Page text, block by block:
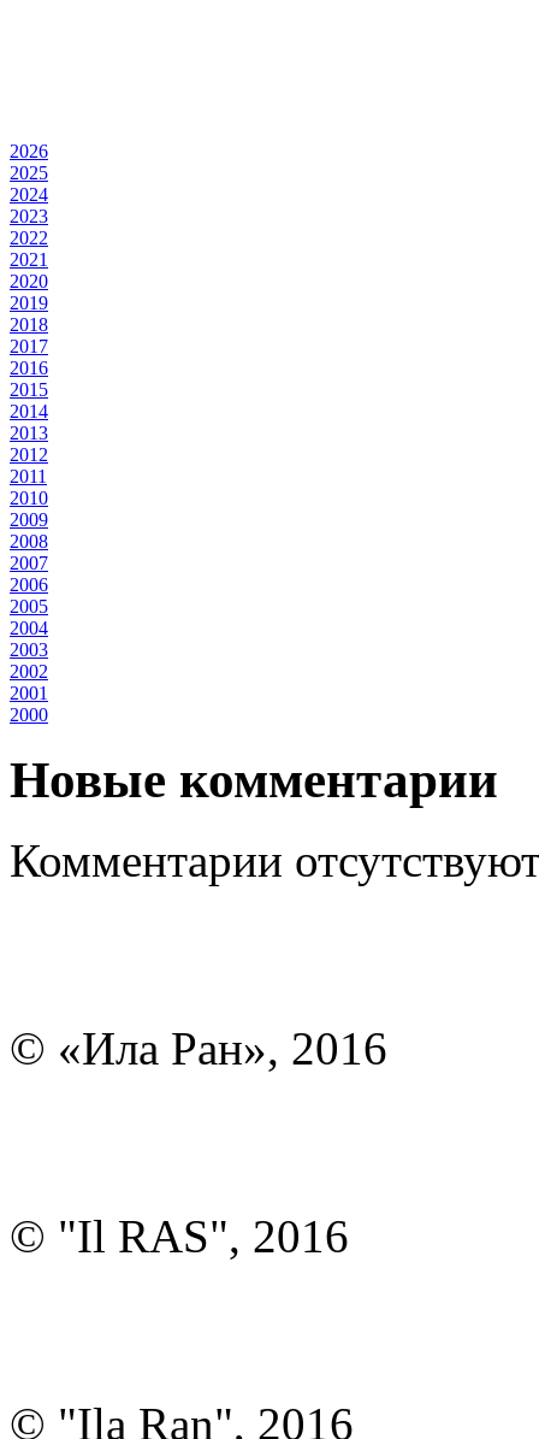
2026
2025
2024
2023
2022
2021
2020
2019
2018
2017
2016
2015
2014
2013
2012
2011
2010
2009
2008
2007
2006
2005
2004
2003
2002
2001
2000
Новые комментарии
Комментарии
© «Ила Ран», 2016
© "Il RAS", 2016
© "Ila Ran", 2016